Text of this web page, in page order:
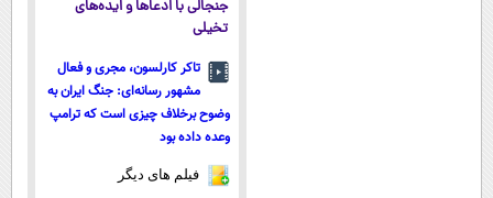
جنجالی با ادعاها و ایده‌های
تخیلی
تاکر کارلسون، مجری و فعال
مشهور رسانه‌ای: جنگ ایران به
وضوح برخلاف چیزی است که ترامپ
وعده داده بود
فیلم های دیگر